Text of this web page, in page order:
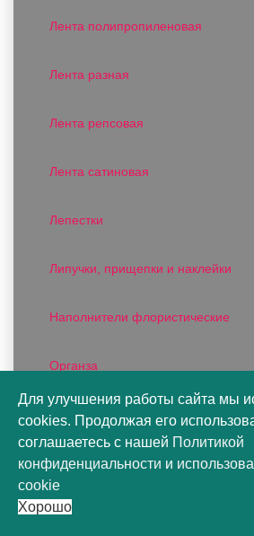
Лента полипропиленовая
Лента разная
Лента репсовая
Лента сатиновая
Лепестки
Липучки, прищепки и наклейки
Наполнители флористические
Органза
Пакеты конусы
Пакеты подарочные
Пакеты цветочные
Для улучшения работы сайта мы
cookies. Продолжая его
соглашаетесь с нашей Политикой
конфиденциальности и
cookie
Хорошо